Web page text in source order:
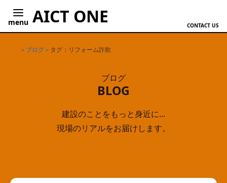
menu AICT ONE CONTACT US
ホーム
ブログ タグ：リフォーム詐欺
ブログ
BLOG
建設のことをもっと身近に...
現場のリアルをお届けします。